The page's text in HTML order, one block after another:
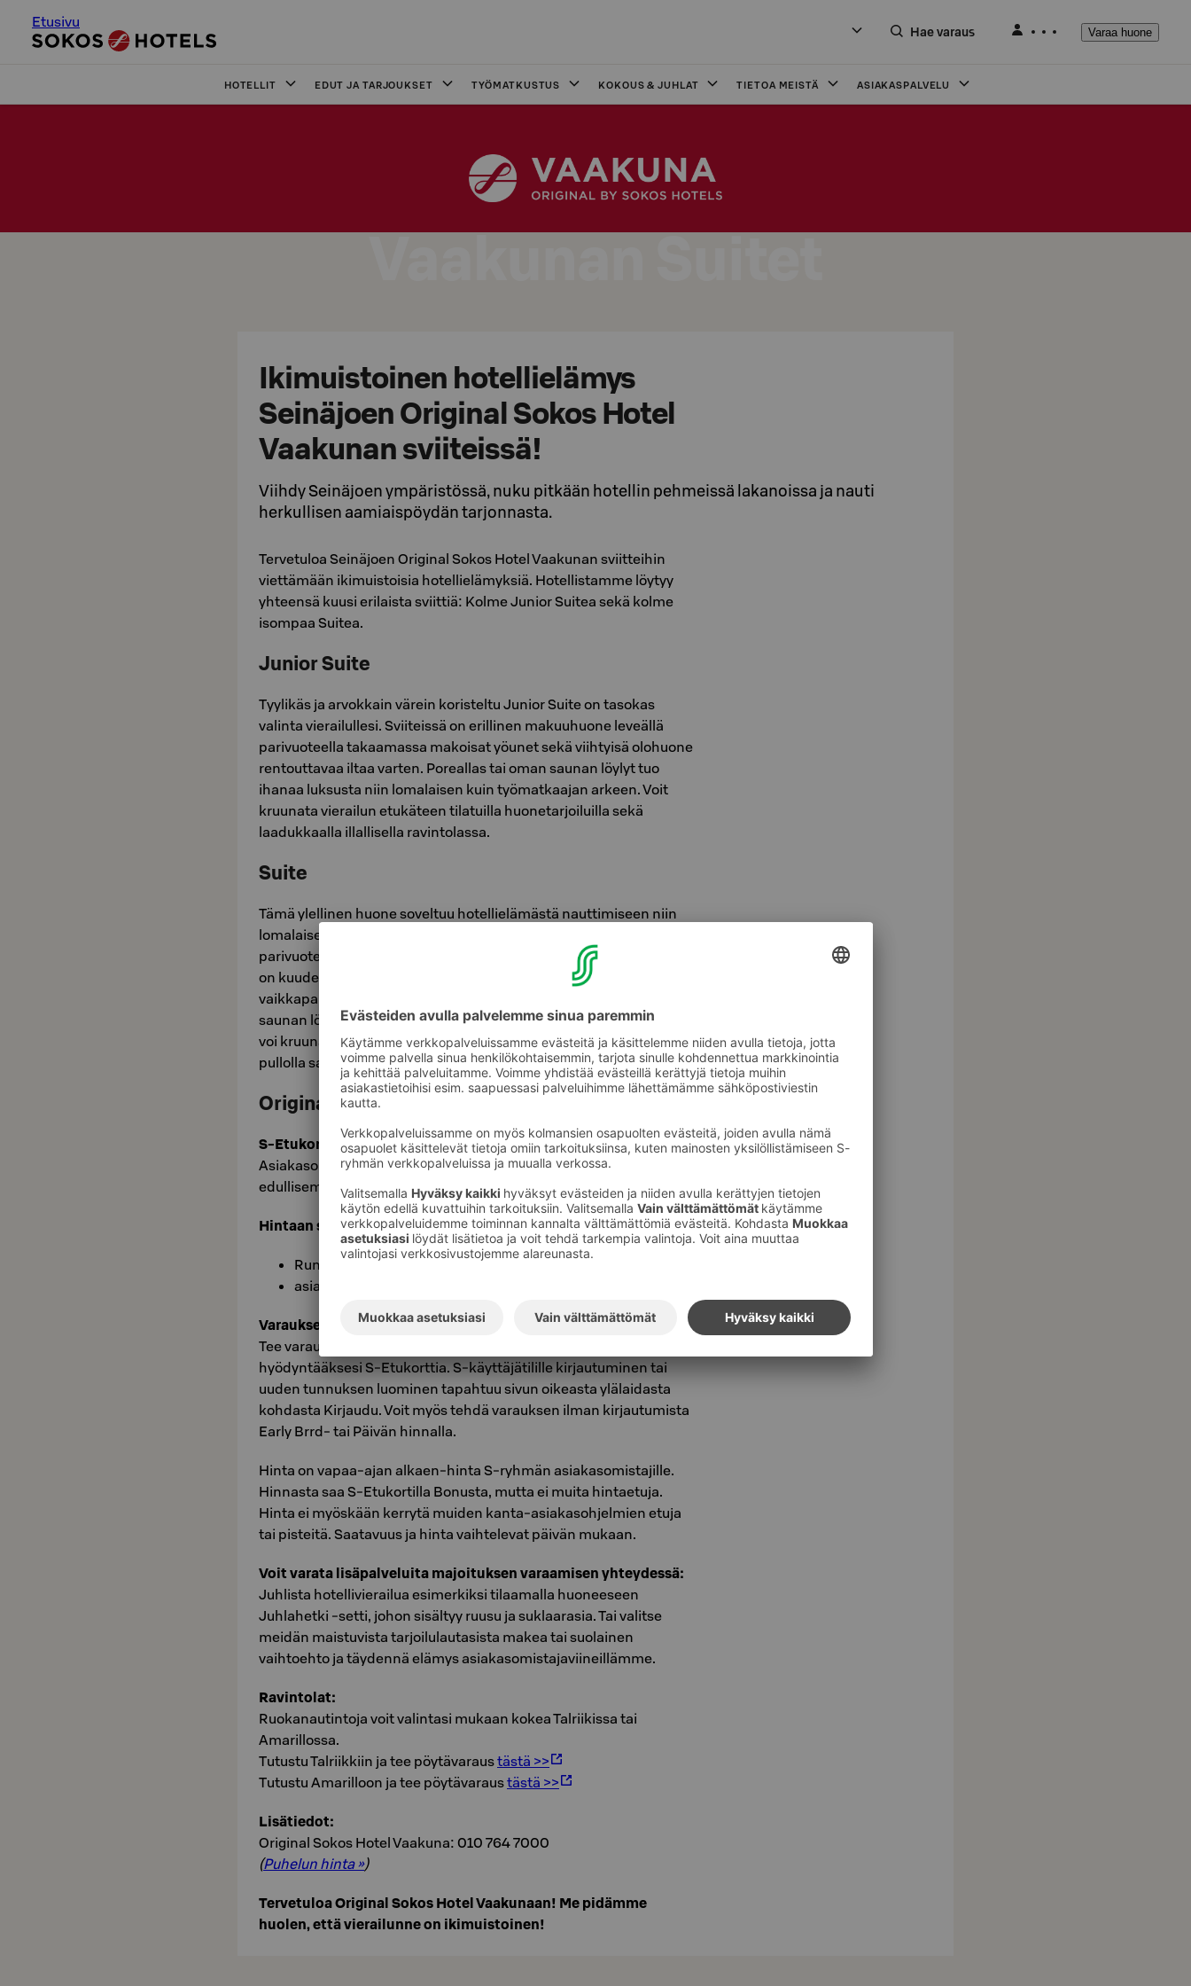
Etusivu
Hae varaus Varaa huone
HOTELLIT EDUT JA TARJOUKSET TYÖMATKUSTUS KOKOUS & JUHLAT TIETOA MEISTÄ ASIAKASPALVELU
Vaakunan Suitet
Ikimuistoinen hotellielämys
Seinäjoen Original Sokos Hotel
Vaakunan sviiteissä!
Viihdy Seinäjoen ympäristössä, nuku pitkään hotellin pehmeissä lakanoissa ja nauti
herkullisen aamiaispöydän tarjonnasta.
Tervetuloa Seinäjoen Original Sokos Hotel Vaakunan sviitteihin
viettämään ikimuistoisia hotellielämyksiä. Hotellistamme löytyy
yhteensä kuusi erilaista sviittiä: Kolme Junior Suitea sekä kolme
isompaa Suitea.
Junior Suite
Tyylikäs ja arvokkain värein koristeltu Junior Suite on tasokas
valinta vierailullesi. Sviiteissä on erillinen makuuhuone leveällä
parivuoteella takaamassa makoisat yöunet sekä viihtyisä olohuone
rentouttavaa iltaa varten. Poreallas tai oman saunan löylyt tuo
ihanaa luksusta niin lomalaisen kuin työmatkaajan arkeen. Voit
kruunata vierailun etukäteen tilatuilla huonetarjoiluilla sekä
laadukkaalla illallisella ravintolassa.
Suite
Tämä ylellinen huone soveltuu hotellielämästä nauttimiseen niin
lomalaiselle kuin työreissulaiselle. Huoneessa on leveällä
parivuoteella varustettu erillinen makuuhuone sekä olohuone, jossa
on kuuden hengen pöytäryhmä. Sohvaryhmällä vietät rennon illan
vaikkapa kiehauttamalla kahvit erikoiskahvinkeittimellä. Oman
saunan löylyihin pääset juuri silloin kuin itse haluat. Arjen irtioton
voi kruunata esimerkiksi huoneeseen ennakkoon tilattavalla
pullolla samppanjaa sekä huoneaamiaisella.
Original Sokos Hotel Vaakuna, Seinäjoki
S-Etukortilla – edullisimmat yöt ja Bonusta päälle.
Asiakasomistajana majoitut Sokos Hotelleissa aina päivän hintaa
edullisemmin. Lisäksi saat Bonusta päälle!
Hintaan sisältyy:
Runsas buffet-aamiainen
asiakassaunan sekä kuntosalin käyttö
Varaukset:
Tee varaus sokoshotels.fi:ssä. Kirjaudu verkkosivuillemme
hyödyntääksesi S-Etukorttia. S-käyttäjätilille kirjautuminen tai
uuden tunnuksen luominen tapahtuu sivun oikeasta ylälaidasta
kohdasta Kirjaudu. Voit myös tehdä varauksen ilman kirjautumista
Early Brrd- tai Päivän hinnalla.
Hinta on vapaa-ajan alkaen-hinta S-ryhmän asiakasomistajille.
Hinnasta saa S-Etukortilla Bonusta, mutta ei muita hintaetuja.
Hinta ei myöskään kerrytä muiden kanta-asiakasohjelmien etuja
tai pisteitä. Saatavuus ja hinta vaihtelevat päivän mukaan.
Voit varata lisäpalveluita majoituksen varaamisen yhteydessä:
Juhlista hotellivierailua esimerkiksi tilaamalla huoneeseen
Juhlahetki -setti, johon sisältyy ruusu ja suklaarasia. Tai valitse
meidän maistuvista tarjoilulautasista makea tai suolainen
vaihtoehto ja täydennä elämys asiakasomistajaviineillämme.
Ravintolat:
Ruokanautintoja voit valintasi mukaan kokea Talriikissa tai
Amarillossa.
Tutustu Talriikkiin ja tee pöytävaraustästä >>
Tutustu Amarilloon ja tee pöytävaraustästä >>
Lisätiedot:
Original Sokos Hotel Vaakuna: 010 764 7000
(Puhelun hinta »)
Tervetuloa Original Sokos Hotel Vaakunaan! Me pidämme
huolen, että vierailunne on ikimuistoinen!